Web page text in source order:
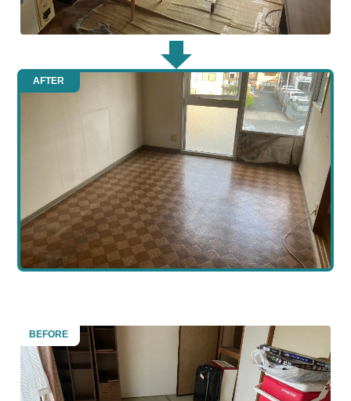
AFTER
BEFORE